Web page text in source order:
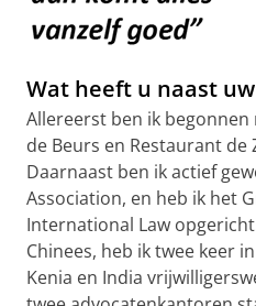
Wat heeft u naast
Allereerst ben ik
de Beurs en Restaurant de
Daarnaast ben ik actief
Association, en heb ik het
International Law
Chinees, heb ik twee keer
Kenia en India